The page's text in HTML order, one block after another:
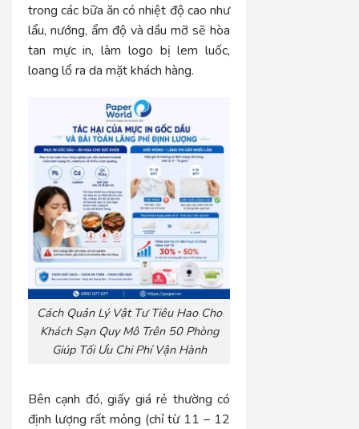
trong các bữa ăn có nhiệt độ cao như
lẩu, nướng, ẩm độ và dầu mỡ sẽ hòa
tan mực in, làm logo bị lem luốc,
loang lổ ra da mặt khách hàng.
Cách Quản Lý Vật Tư Tiêu Hao Cho
Khách Sạn Quy Mô Trên 50 Phòng
Giúp Tối Ưu Chi Phí Vận Hành
Bên cạnh đó, giấy giá rẻ thường có
định lượng rất mỏng (chỉ từ 11 – 12